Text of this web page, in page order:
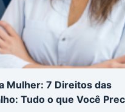
Mulher: 7 Direitos das
Tudo o que Você